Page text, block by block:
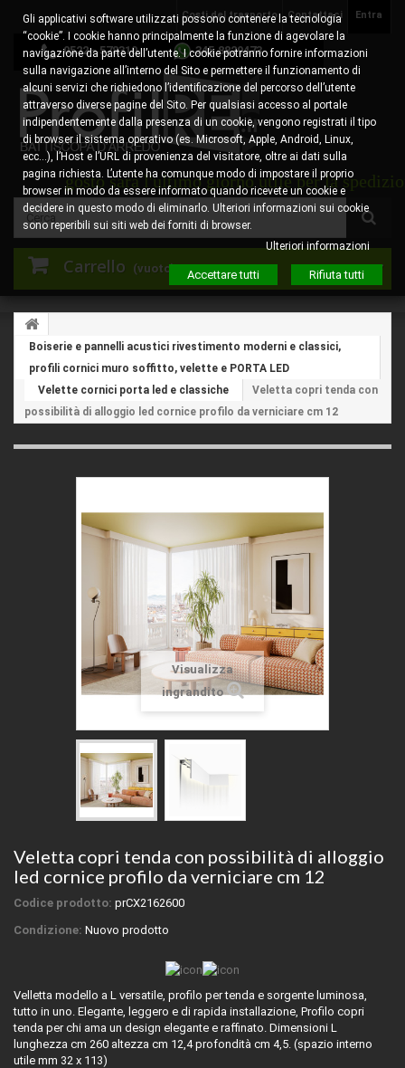
Entra
Contattaci
Costi del trasporto
0522 - 578310 345.8829473
Carrello (vuoto)
agosto sarà l'ultimo giorno utile per la spedizione
Boiserie e pannelli acustici rivestimento moderni e classici,
profili cornici muro soffitto, velette e PORTA LED
Velette cornici porta led e classiche
Veletta copri tenda con
possibilità di alloggio led cornice profilo da verniciare cm 12
Visualizza
ingrandito
Veletta copri tenda con possibilità di alloggio
led cornice profilo da verniciare cm 12
Codice prodotto: prCX2162600
Condizione: Nuovo prodotto
Velletta modello a L versatile, profilo per tenda e sorgente luminosa,
tutto in uno. Elegante, leggero e di rapida installazione, Profilo copri
tenda per chi ama un design elegante e raffinato. Dimensioni L
lunghezza cm 260 altezza cm 12,4 profondità cm 4,5. (spazio interno
utile mm 32 x 113)
Gli applicativi software utilizzati possono contenere la tecnologia
“cookie”. I cookie hanno principalmente la funzione di agevolare la
navigazione da parte dell’utente. I cookie potranno fornire informazioni
sulla navigazione all’interno del Sito e permettere il funzionamento di
alcuni servizi che richiedono l’identificazione del percorso dell’utente
attraverso diverse pagine del Sito. Per qualsiasi accesso al portale
indipendentemente dalla presenza di un cookie, vengono registrati il tipo
di browser il sistema operativo (es. Microsoft, Apple, Android, Linux,
ecc…), l’Host e l’URL di provenienza del visitatore, oltre ai dati sulla
pagina richiesta. L’utente ha comunque modo di impostare il proprio
browser in modo da essere informato quando ricevete un cookie e
decidere in questo modo di eliminarlo. Ulteriori informazioni sui cookie
sono reperibili sui siti web dei forniti di browser.
Ulteriori informazioni
Accettare tutti Rifiuta tutti